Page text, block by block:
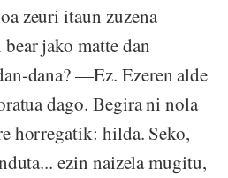
zeuri itaun zuzena
jako matte dan
dana? —Ez. Ezeren alde
dago. Begira ni nola
horregatik: hilda. Seko,
ezin naizela mugitu,